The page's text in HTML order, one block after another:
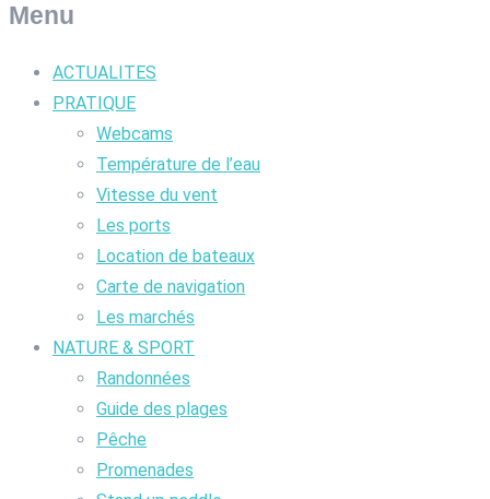
Menu
ACTUALITES
PRATIQUE
Webcams
Température de l’eau
Vitesse du vent
Les ports
Location de bateaux
Carte de navigation
Les marchés
NATURE & SPORT
Randonnées
Guide des plages
Pêche
Promenades